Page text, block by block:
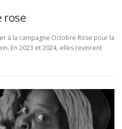
rose
à la campagne Octobre Rose pour la
En 2023 et 2024, elles revinrent